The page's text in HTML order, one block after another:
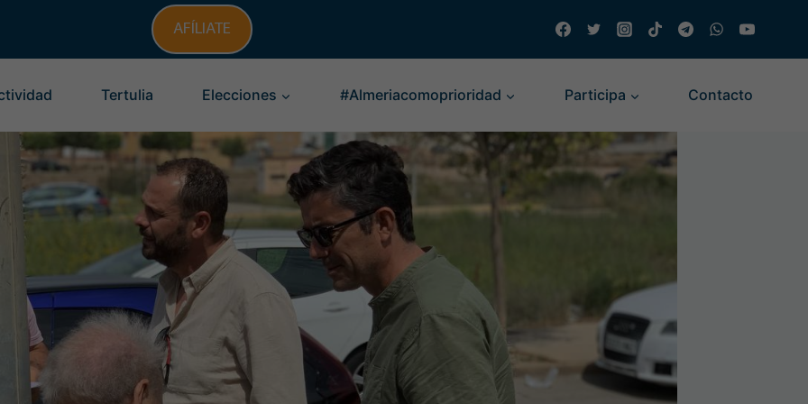
AFÍLIATE
Tertulia Elecciones #Almeriacomoprioridad Participa Contacto